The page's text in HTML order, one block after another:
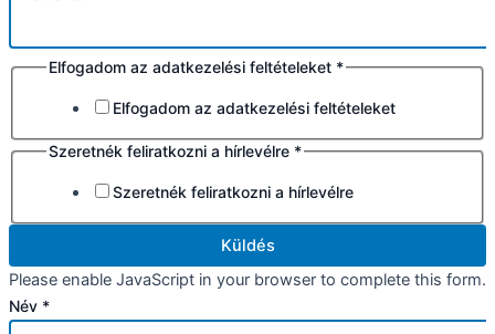
Elfogadom az adatkezelési feltételeket *
Elfogadom az adatkezelési feltételeket
Szeretnék feliratkozni a hírlevélre *
Szeretnék feliratkozni a hírlevélre
Küldés
Please enable JavaScript in your browser to complete this form.
Név *